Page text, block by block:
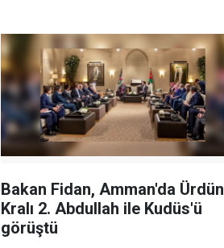
Bakan Fidan, Amman'da Ürdün
Kralı 2. Abdullah ile Kudüs'ü
görüştü